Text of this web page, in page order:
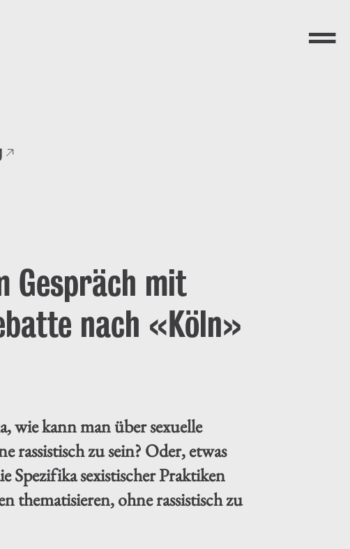
Menü
Gespräch mit
nach «Köln»
wie kann man über sexuelle
rassistisch zu sein? Oder, etwas
Spezifika sexistischer Praktiken
thematisieren, ohne rassistisch zu